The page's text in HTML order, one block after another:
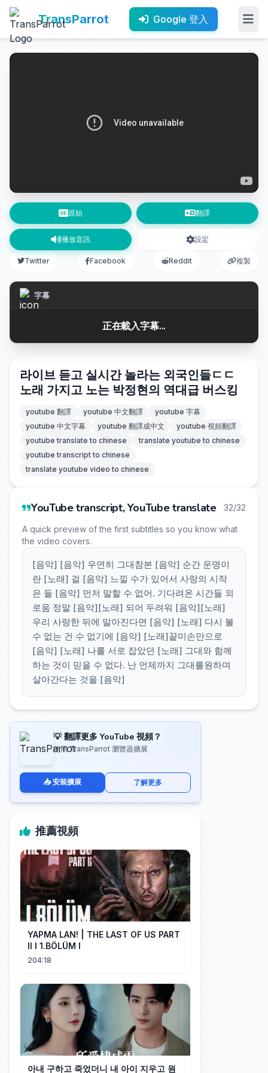
TransParrot Google 登入
原始 翻譯
播放音訊 設定
Twitter Facebook Reddit 複製
字幕
正在載入字幕...
라이브 듣고 실시간 놀라는 외국인들ㄷㄷ
노래 가지고 노는 박정현의 역대급 버스킹
youtube 翻譯 youtube 中文翻譯
youtube 字幕
youtube 中文字幕
youtube 翻譯成中文
youtube 視頻翻譯
youtube translate to chinese
translate youtube to chinese
youtube transcript to chinese
translate youtube video to chinese
YouTube transcript, YouTube translate 32/32
A quick preview of the first subtitles so you know what
the video covers.
[음악] [음악] 우연히 그대참본 [음악] 순간 운명이
란 [노래] 걸 [음악] 느낄 수가 있어서 사랑의 시작
은 들 [음악] 먼저 말할 수 없어. 기다려온 시간들 외
로움 정말 [음악][노래] 되어 두려워 [음악][노래]
우리 사랑한 뒤에 말아진다면 [음악] [노래] 다시 볼
수 없는 건 수 없기에 [음악] [노래]끝미손만으로
[음악] [노래] 나를 서로 잡았던 [노래] 그대와 함께
하는 것이 믿을 수 없다. 난 언제까지 그대를원하며
살아간다는 것을 [음악]
💡 翻譯更多 YouTube 視頻？
使用 TransParrot 瀏覽器擴展
📥 安裝擴展 了解更多
推薦視頻
YAPMA LAN! | THE LAST OF US PART
II I 1.BÖLÜM I
204:18
아내 구하고 죽었더니 내 아이 지우고 원